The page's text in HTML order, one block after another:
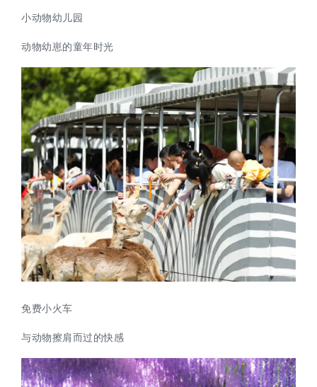
小动物幼儿园
动物幼崽的童年时光
免费小火车
与动物擦肩而过的快感